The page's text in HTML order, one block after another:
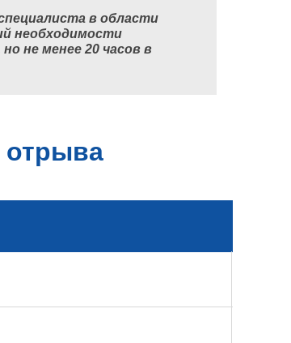
в области
необходимости
но не менее 20 часов в
отрыва